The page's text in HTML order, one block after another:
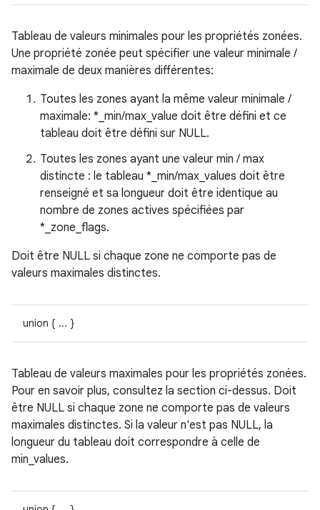
Tableau de valeurs minimales pour les propriétés zonées.
Une propriété zonée peut spécifier une valeur minimale /
maximale de deux manières différentes:
Toutes les zones ayant la même valeur minimale /
maximale: *_min/max_value doit être défini et ce
tableau doit être défini sur NULL.
Toutes les zones ayant une valeur min / max
distincte : le tableau *_min/max_values doit être
renseigné et sa longueur doit être identique au
nombre de zones actives spécifiées par
*_zone_flags.
Doit être NULL si chaque zone ne comporte pas de
valeurs maximales distinctes.
union { ... }
Tableau de valeurs maximales pour les propriétés zonées.
Pour en savoir plus, consultez la section ci-dessus. Doit
être NULL si chaque zone ne comporte pas de valeurs
maximales distinctes. Si la valeur n'est pas NULL, la
longueur du tableau doit correspondre à celle de
min_values.